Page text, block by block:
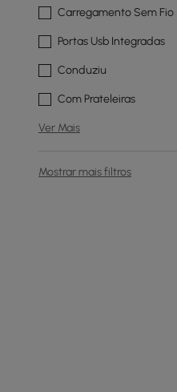
Carregamento Sem Fio
Portas Usb Integradas
Conduziu
Com Prateleiras
Ver Mais
Mostrar mais filtros